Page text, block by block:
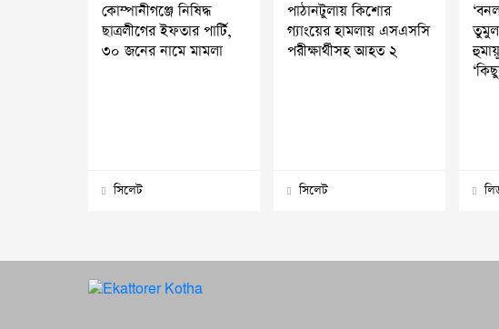
কোম্পানীগঞ্জে নিষিদ্ধ
ছাত্রলীগের ইফতার পার্টি,
৩০ জনের নামে মামলা
সিলেট
পাঠানটুলায় কিশোর
গ্যাংয়ের হামলায় এসএসসি
পরীক্ষার্থীসহ আহত ২
সিলেট